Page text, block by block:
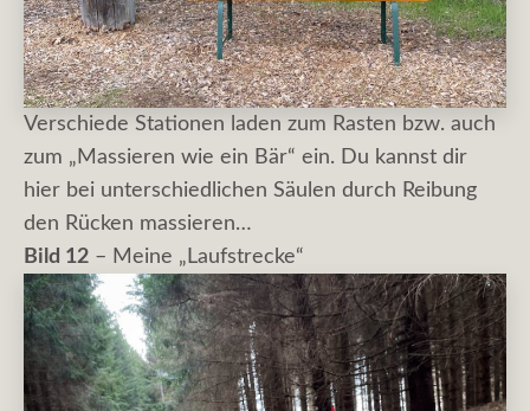
Verschiede Stationen laden zum Rasten bzw. auch
zum „Massieren wie ein Bär“ ein. Du kannst dir
hier bei unterschiedlichen Säulen durch Reibung
den Rücken massieren…
Bild 12 – Meine „Laufstrecke“